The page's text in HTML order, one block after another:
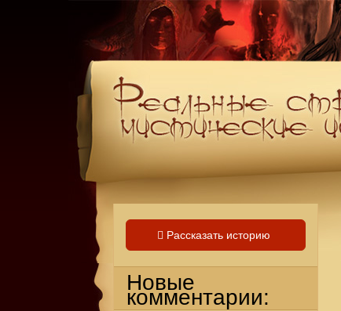
Рассказать историю
Новые
комментарии: